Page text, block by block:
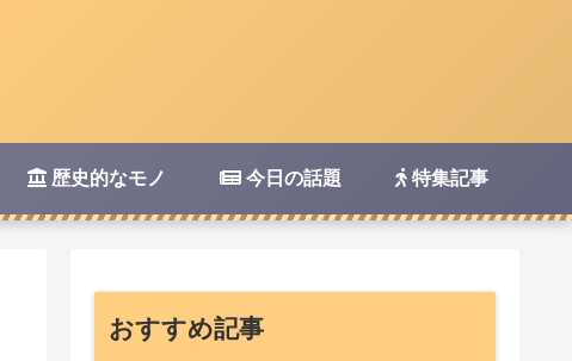
歴史的なモノ 今日の話題 特集記事
おすすめ記事